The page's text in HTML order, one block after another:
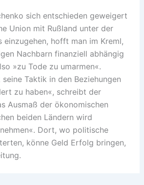
sich entschieden geweigert
Union mit Rußland unter der
einzugehen, hofft man im Kreml,
Nachbarn finanziell abhängig
»zu Tode zu umarmen«.
Taktik in den Beziehungen
zu haben«, schreibt der
Ausmaß der ökonomischen
beiden Ländern wird
Dort, wo politische
könne Geld Erfolg bringen,